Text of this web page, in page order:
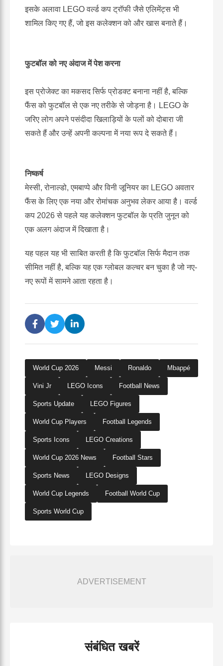
इसके अलावा LEGO वर्ल्ड कप ट्रॉफी जैसे एलिमेंट्स भी
शामिल किए गए हैं, जो इस कलेक्शन को और खास बनाते हैं।
फुटबॉल को नए अंदाज में पेश करना
इस प्रोजेक्ट का मकसद सिर्फ प्रोडक्ट बनाना नहीं है, बल्कि
फैंस को फुटबॉल से एक नए तरीके से जोड़ना है। LEGO के
जरिए लोग अपने पसंदीदा खिलाड़ियों के पलों को दोबारा जी
सकते हैं और उन्हें अपनी कल्पना में नया रूप दे सकते हैं।
निष्कर्ष
मेस्सी, रोनाल्डो, एमबाप्पे और विनी जूनियर का LEGO अवतार
फैंस के लिए एक नया और रोमांचक अनुभव लेकर आया है। वर्ल्ड
कप 2026 से पहले यह कलेक्शन फुटबॉल के प्रति जुनून को
एक अलग अंदाज में दिखाता है।
यह पहल यह भी साबित करती है कि फुटबॉल सिर्फ मैदान तक
सीमित नहीं है, बल्कि यह एक ग्लोबल कल्चर बन चुका है जो नए-
नए रूपों में सामने आता रहता है।
World Cup 2026 Messi Ronaldo Mbappé
Vini Jr LEGO Icons Football News
Sports Update LEGO Figures
World Cup Players Football Legends
Sports Icons LEGO Creations
World Cup 2026 News Football Stars
Sports News LEGO Designs
World Cup Legends Football World Cup
Sports World Cup
ADVERTISEMENT
संबंधित खबरें